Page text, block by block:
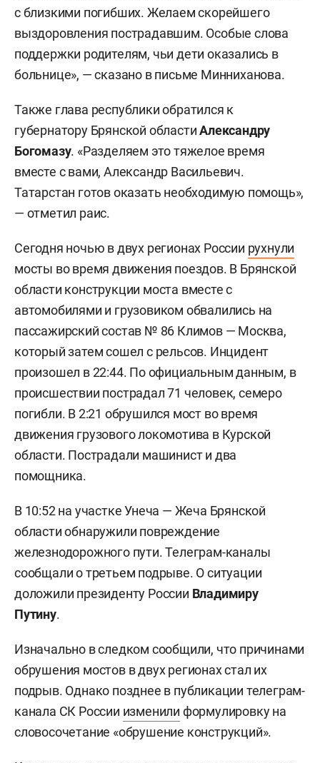
с близкими погибших. Желаем скорейшего
выздоровления пострадавшим. Особые слова
поддержки родителям, чьи дети оказались в
больнице», — сказано в письме Минниханова.
Также глава республики обратился к
губернатору Брянской областиАлександру
Богомазу. «Разделяем это тяжелое время
вместе с вами, Александр Васильевич.
Татарстан готов оказать необходимую помощь»,
— отметил раис.
Сегодня ночью в двух регионах России рухнули
мосты во время движения поездов. В Брянской
области конструкции моста вместе с
автомобилями и грузовиком обвалились на
пассажирский состав № 86 Климов — Москва,
который затем сошел с рельсов. Инцидент
произошел в 22:44. По официальным данным, в
происшествии пострадал 71 человек, семеро
погибли. В 2:21 обрушился мост во время
движения грузового локомотива в Курской
области. Пострадали машинист и два
помощника.
В 10:52 на участке Унеча — Жеча Брянской
области обнаружили повреждение
железнодорожного пути. Телеграм-каналы
сообщали о третьем подрыве. О ситуации
доложили президенту России Владимиру
Путину.
Изначально в следком сообщили, что причинами
обрушения мостов в двух регионах стал их
подрыв. Однако позднее в публикации телеграм-
канала СК России изменили формулировку на
словосочетание «обрушение конструкций».